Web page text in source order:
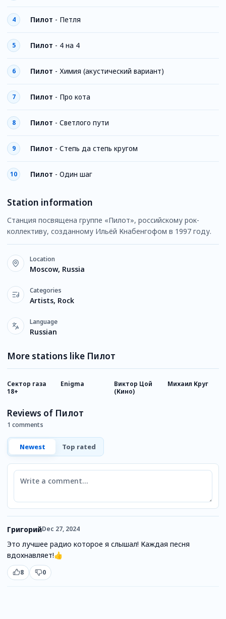
4 Пилот - Петля
5 Пилот - 4 на 4
6 Пилот - Химия (акустический вариант)
7 Пилот - Про кота
8 Пилот - Светлого пути
9 Пилот - Степь да степь кругом
10 Пилот - Один шаг
Station information
Станция посвящена группе «Пилот», российскому рок-
коллективу, созданному Ильёй Кнабенгофом в 1997 году.
Location
Moscow, Russia
Categories
Artists, Rock
Language
Russian
More stations like Пилот
Сектор газа
18+
Enigma
Виктор Цой
(Кино)
Михаил Круг
Reviews of Пилот
1 comments
Newest Top rated
Comment
ГригорийDec 27, 2024
Это лучшее радио которое я слышал! Каждая песня
вдохнавляет!👍
8 0